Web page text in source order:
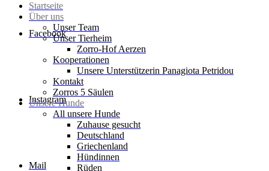
Facebook
Instagram
Mail
Startseite
Über uns
Unser Team
Unser Tierheim
Zorro-Hof Aerzen
Kooperationen
Unsere Unterstützerin Panagiota Petridou
Kontakt
Zorros 5 Säulen
Unsere Hunde
All unsere Hunde
Zuhause gesucht
Deutschland
Griechenland
Hündinnen
Rüden